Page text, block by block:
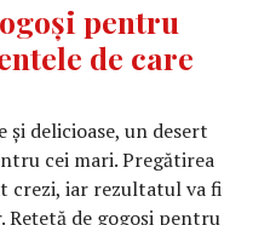
pentru
de care
și delicioase, un desert
cei mari. Pregătirea
crezi, iar rezultatul va fi
de gogoși pentru